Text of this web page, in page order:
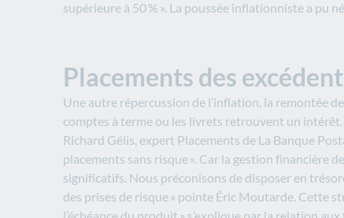
supérieure à 50 % ». La poussée inflationniste a pu
Placements des
Une autre répercussion de l’inflation, la remontée
comptes à terme ou les livrets retrouvent un
Richard Gélis, expert Placements de La Banque
placements sans risque ». Car la gestion financière
significatifs. Nous préconisons de disposer en
des prises de risque » pointe Éric Moutarde. Cette